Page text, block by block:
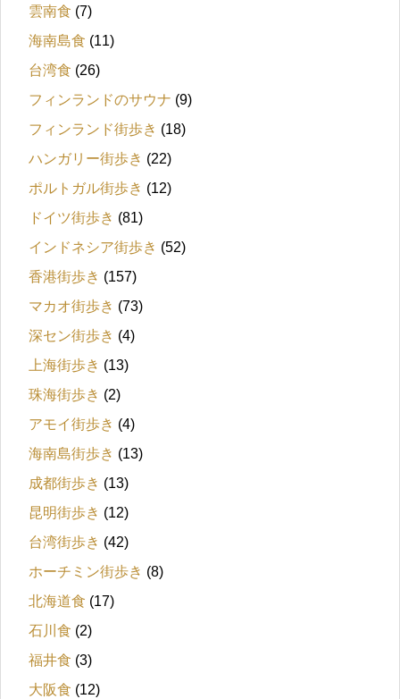
雲南食 (7)
海南島食 (11)
台湾食 (26)
フィンランドのサウナ (9)
フィンランド街歩き (18)
ハンガリー街歩き (22)
ポルトガル街歩き (12)
ドイツ街歩き (81)
インドネシア街歩き (52)
香港街歩き (157)
マカオ街歩き (73)
深セン街歩き (4)
上海街歩き (13)
珠海街歩き (2)
アモイ街歩き (4)
海南島街歩き (13)
成都街歩き (13)
昆明街歩き (12)
台湾街歩き (42)
ホーチミン街歩き (8)
北海道食 (17)
石川食 (2)
福井食 (3)
大阪食 (12)